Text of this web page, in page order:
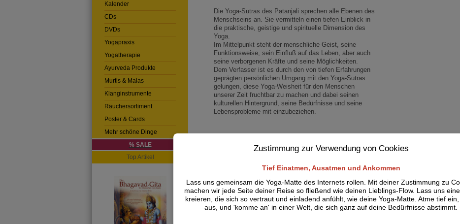
Die Yoga-Sutras des Patanjali sprechen alle Ebenen des
Menschseins an. Sie vermitteln einen tiefen Einblick in
die praktische, geistige und spirituelle Dimension des
Yoga.
Im Mittelpunkt steht der menschliche Geist, seine
Funktionsweise, sein Einfluß auf das Leben, aber auch
seine verborgenen Kräfte und seine Möglichkeiten.
Dem Verfasser ist es durch den von tiefen Erfahrungen
geprägten persönlichen Umgang mit den Yoga-Sutras
gelungen, diese Yoga-Weisheit für den Menschen
unserer Zeit fruchtbar zu machen und dabei seinen
kulturellen Hintergrund, seine Bedürfnisse und seine
Lebensprobleme mit einzubeziehen.
Format: 15,6 x 2,5 x 22,6 cm
Kalender
CDs
DVDs
Yogapraxis
Yogatherapie
Ayurveda Produkte
Murtis & Malas
Klanginstrumente
Räuchersortiment
Poster & Cards
Mehr schöne Dinge
% SALE
Top Artikel
Zustimmung zur Verwendung von Cookies
Tief Einatmen, Ausatmen und Ankommen
Lass uns gemeinsam die Yoga-Matte des Internets rollen. Mit deiner Zustimmung zu
machen wir jede Seite deiner Reise so fließend wie deinen Lieblings-Flow. Lass uns
kreieren, die sich so vertraut und einladend anfühlt, wie deine Yoga-Matte. Atme tief
aus, und 'komme an' in einer Welt, die sich ganz auf deine Bedürfnisse abstimmt.